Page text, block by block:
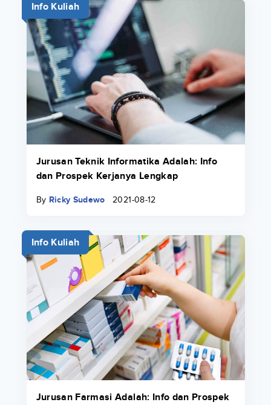
Info Kuliah
Jurusan Teknik Informatika Adalah: Info
dan Prospek Kerjanya Lengkap
By Ricky Sudewo 2021-08-12
Info Kuliah
Jurusan Farmasi Adalah: Info dan Prospek